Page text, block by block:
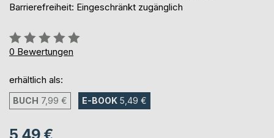
Barrierefreiheit: Eingeschränkt zugänglich
Bewertung::
0%
0 Bewertungen
erhältlich als:
BUCH 7,99 € E-BOOK 5,49 €